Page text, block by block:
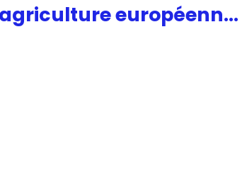
Mercosur : l’agriculture européenne ne doit pas être bradée